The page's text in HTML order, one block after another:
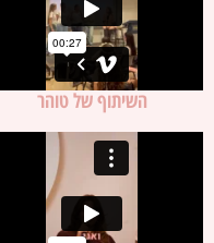
השיתוף של טוהר